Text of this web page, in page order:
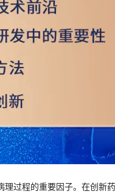
过程的重要因子。在创新